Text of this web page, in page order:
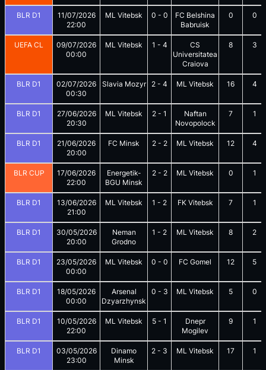
BLR D1
11/07/2026
22:00
ML Vitebsk 0 - 0
FC Belshina
Babruisk
0 0
UEFA CL
09/07/2026
00:00
ML Vitebsk 1 - 4
CS
Universitatea
Craiova
8 3
BLR D1
02/07/2026
00:30
Slavia Mozyr 2 - 4 ML Vitebsk 16 4
BLR D1
27/06/2026
20:30
ML Vitebsk 2 - 1
Naftan
Novopolock
7 1
BLR D1
21/06/2026
20:00
FC Minsk 2- 2 ML Vitebsk 12 4
BLR CUP
17/06/2026
22:00
Energetik-
BGU Minsk
2- 2 ML Vitebsk 0 1
BLR D1
13/06/2026
21:00
ML Vitebsk 1 - 2 FK Vitebsk 7 1
BLR D1
30/05/2026
20:00
Neman
Grodno
1 - 2 ML Vitebsk 8 2
BLR D1
23/05/2026
00:00
ML Vitebsk 0 - 0 FC Gomel 12 5
BLR D1
18/05/2026
00:00
Arsenal
Dzyarzhynsk
0 - 3 ML Vitebsk 5 0
BLR D1
10/05/2026
22:00
ML Vitebsk 5 - 1
Dnepr
Mogilev
9 1
BLR D1
03/05/2026
23:00
Dinamo
Minsk
2 - 3 ML Vitebsk 17 1